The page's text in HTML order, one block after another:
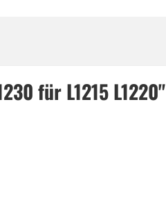
für L1215 L1220"